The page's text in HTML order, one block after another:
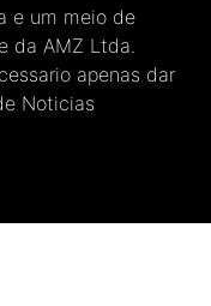
e um meio de
da AMZ Ltda.
apenas dar
Noticias